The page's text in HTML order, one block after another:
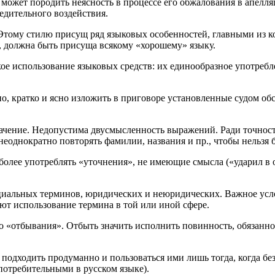
воздействия.
стилю присущ ряд языковых особенностей, главными из
должна быть присуща всякому «хорошему» языку.
использование языковых средств: их единообразное
и ясно изложить в приговоре установленные судом
Недопустима двусмысленность выражений. Ради
повторять фамилии, названия и пр., чтобы нельзя
употреблять «уточнения», не имеющие смысла («ударил в
терминов, юридических и неюридических. Важное
использование термина в той или иной сфере.
Отбыть значить исполнить повинность,
продуманно и пользоваться ими лишь тогда, когда
в русском языке).